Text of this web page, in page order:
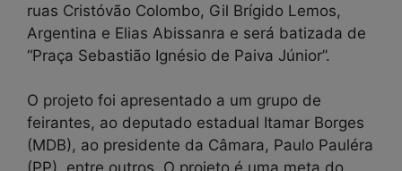
ruas Cristóvão Colombo, Gil Brígido Lemos,
Argentina e Elias Abissanra e será batizada de
“Praça Sebastião Ignésio de Paiva Júnior”.
O projeto foi apresentado a um grupo de
feirantes, ao deputado estadual Itamar Borges
(MDB), ao presidente da Câmara, Paulo Pauléra